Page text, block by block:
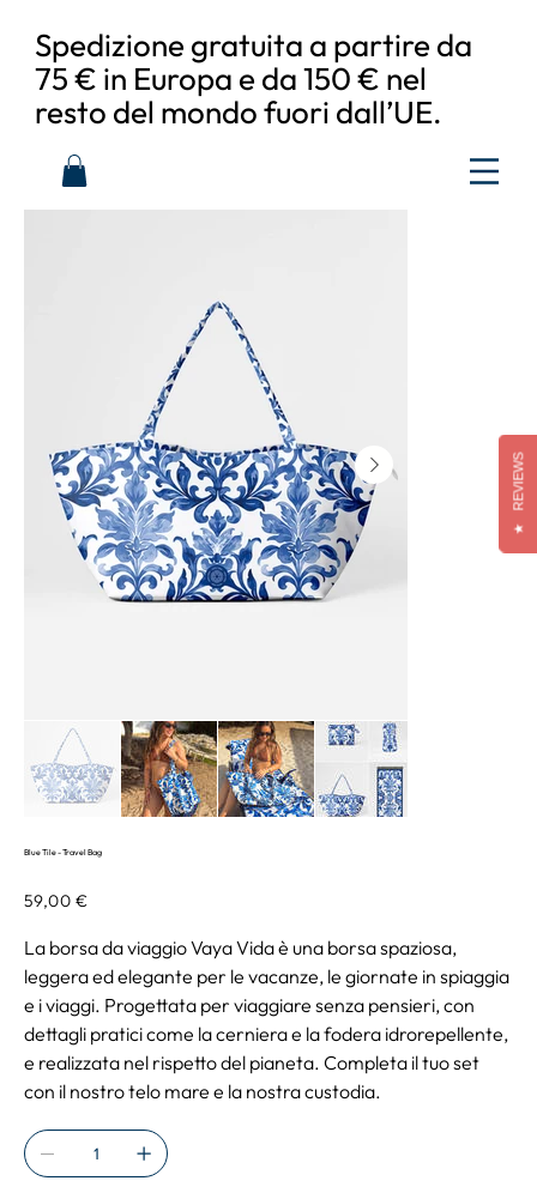
Spedizione gratuita a partire da
75 € in Europa e da 150 € nel
resto del mondo fuori dall’UE.
Blue Tile - Travel Bag
Prezzo
59,00 €
La borsa da viaggio Vaya Vida è una borsa spaziosa,
leggera ed elegante per le vacanze, le giornate in spiaggia
e i viaggi. Progettata per viaggiare senza pensieri, con
dettagli pratici come la cerniera e la fodera idrorepellente,
e realizzata nel rispetto del pianeta. Completa il tuo set
con il nostro telo mare e la nostra custodia.
★
REVIEWS